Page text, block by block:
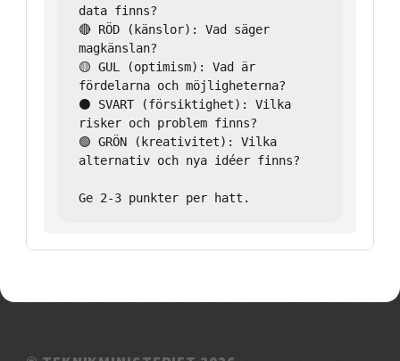
data finns?
🔴 RÖD (känslor): Vad säger
magkänslan?
🟡 GUL (optimism): Vad är
fördelarna och möjligheterna?
⚫ SVART (försiktighet): Vilka
risker och problem finns?
🟢 GRÖN (kreativitet): Vilka
alternativ och nya idéer finns?